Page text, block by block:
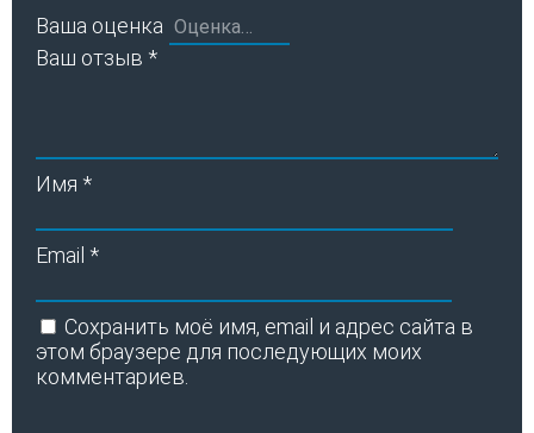
Ваша оценка
Ваш отзыв *
Имя *
Email *
Сохранить моё имя, email и адрес сайта в
этом браузере для последующих моих
комментариев.